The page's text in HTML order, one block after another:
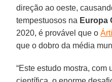
direção ao oeste,
tempestuosos na Europa
2020, é provável que o
que o dobro da média
“Este estudo mostra,